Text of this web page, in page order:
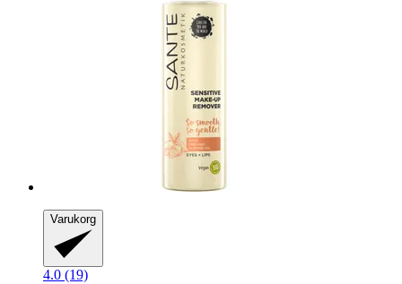
Varukorg
4.0 (19)